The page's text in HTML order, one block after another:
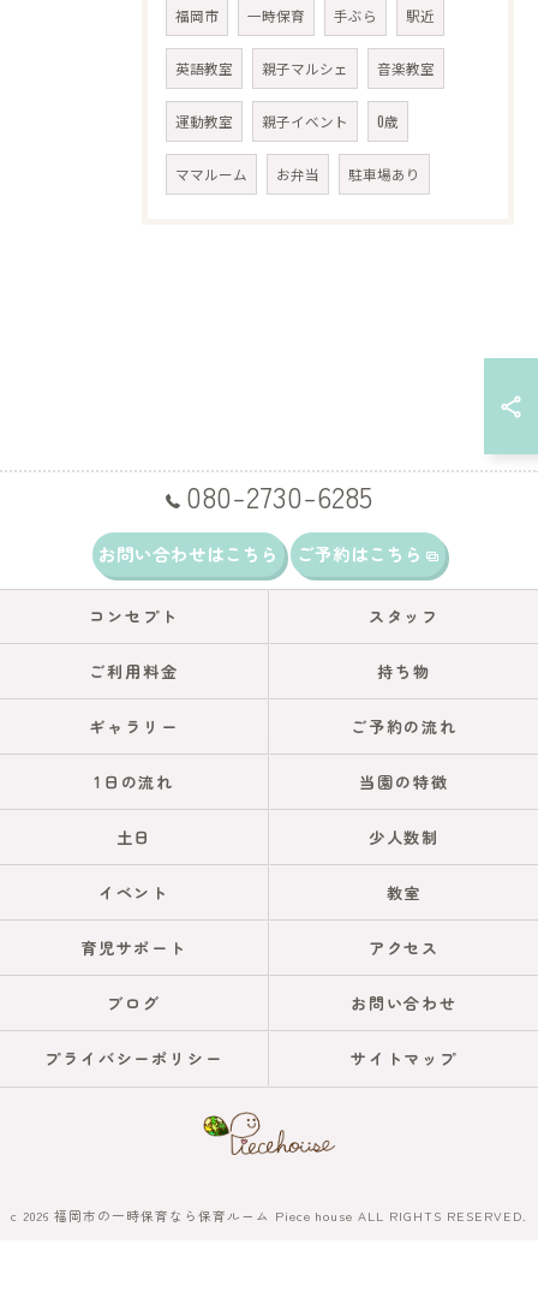
福岡市 一時保育 手ぶら 駅近
英語教室 親子マルシェ 音楽教室
運動教室 親子イベント 0歳
ママルーム お弁当 駐車場あり
080-2730-6285
お問い合わせはこちら ご予約はこちら
コンセプト スタッフ
ご利用料金 持ち物
ギャラリー ご予約の流れ
1日の流れ 当園の特徴
土日 少人数制
イベント 教室
育児サポート アクセス
ブログ お問い合わせ
プライバシーポリシー サイトマップ
c 2026 福岡市の一時保育なら保育ルーム Piece house ALL RIGHTS RESERVED.